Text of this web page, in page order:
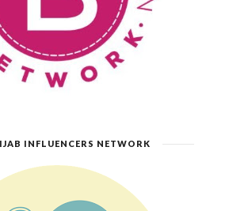
INFLUENCERS NETWORK